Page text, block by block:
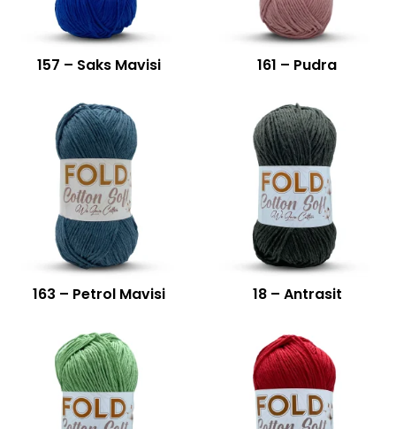
157 – Saks Mavisi 161 – Pudra
163 – Petrol Mavisi 18 – Antrasit